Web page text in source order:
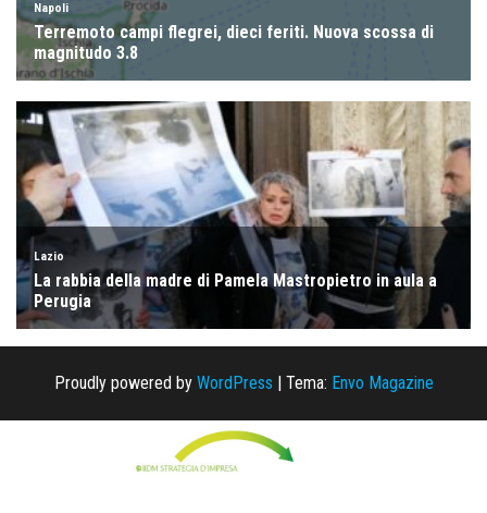
Proudly powered by WordPress Tema: Envo Magazine